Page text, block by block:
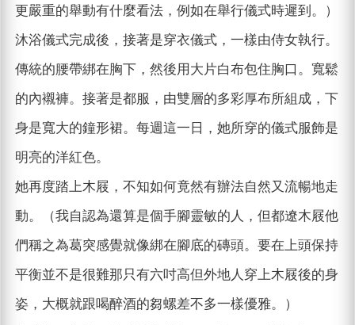
更嚴重的舉動有什麼看法，例如在舉行儀式時遲到。）
沐浴儀式完成後，接著是穿衣儀式，一樣由侍女執行。
傳統的腰帶綁在胸下，然後用大片白布包住胸口。寬鬆
的內襯褲。接著是都服，由雙層的多彩厚布所組成，下
身是寬大的鐘形裙。每週這一日，她所穿的儀式服飾是
明亮的洋紅色。
她再度踏上木屐，不知如何竟然有辦法自然又流暢地走
動。（我自認為還算是個手腳靈敏的人，但都遼木屐他
們稱之為葛突感覺就像綁在腳底的磚頭。要在上頭保持
平衡並不是很難那只有六吋高但外地人穿上木屐後的身
姿，大概就跟喝醉酒的芻螺差不多一樣優雅。）